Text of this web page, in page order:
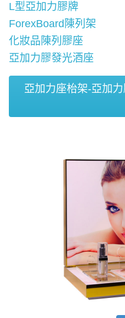
L型亞加力膠牌
ForexBoard陳列架
化妝品陳列膠座
亞加力膠發光酒座
亞加力座枱架-亞加